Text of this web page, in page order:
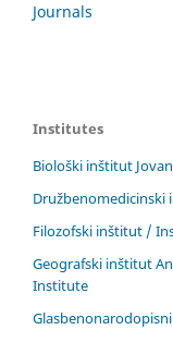
Journals
Institutes
Biološki inštitut
Filozofski inštitut /
Geografski inštitut
Institute